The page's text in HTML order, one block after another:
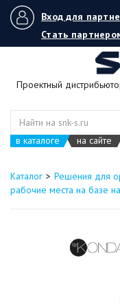
Вход для
Стать
Проектный
в каталоге на сайте
Каталог Решения для
рабочие места на базе